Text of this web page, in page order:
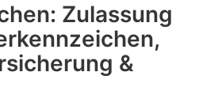
Zulassung
&